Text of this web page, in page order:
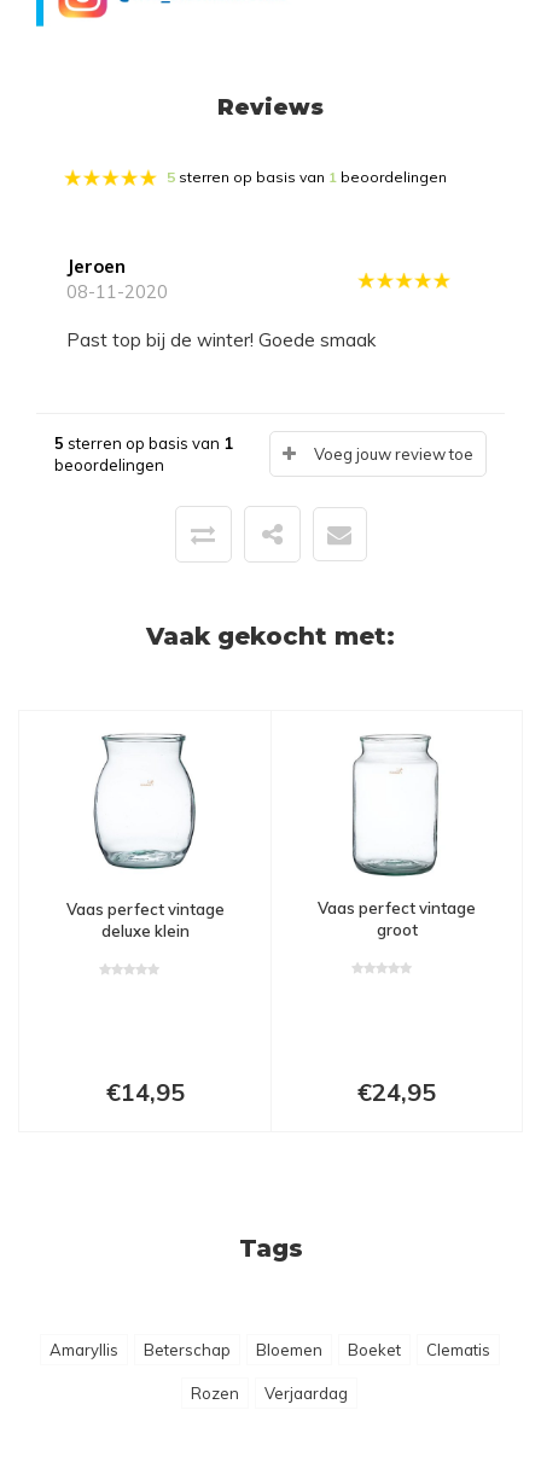
Reviews
5 sterren op basis van 1 beoordelingen
Jeroen
08-11-2020
Past top bij de winter! Goede smaak
5 sterren op basis van 1
beoordelingen
Voeg jouw review toe
Vaak gekocht met:
Vaas perfect vintage
deluxe klein
€14,95
Vaas perfect vintage
groot
€24,95
Tags
Amaryllis Beterschap Bloemen Boeket Clematis
Rozen Verjaardag